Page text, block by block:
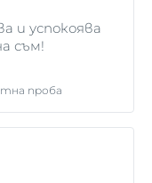
по
и успокоява
съм!
проба